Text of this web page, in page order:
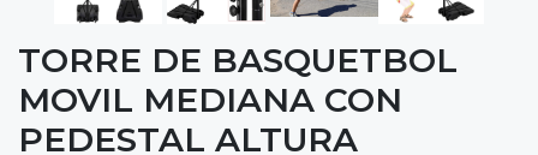
TORRE DE BASQUETBOL
MOVIL MEDIANA CON
PEDESTAL ALTURA